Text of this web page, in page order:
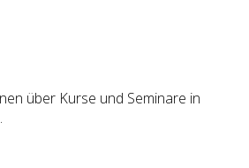
über Kurse und Seminare in